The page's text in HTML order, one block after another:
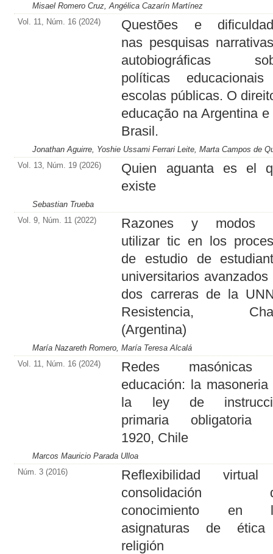
Misael Romero Cruz, Angélica Cazarín Martínez
Vol. 11, Núm. 16 (2024)
Questões e
nas pesquisas
autobiográficas
políticas
escolas públicas. O
educação na Argentina e
Brasil.
Jonathan Aguirre, Yoshie Ussami Ferrari Leite, Marta Campos de
Vol. 13, Núm. 19 (2026)
Quien aguanta es el
existe
Sebastian Trueba
Vol. 9, Núm. 11 (2022)
Razones y modos
utilizar tic en los
de estudio de
universitarios avanzados
dos carreras de la
Resistencia,
(Argentina)
María Nazareth Romero, María Teresa Alcalá
Vol. 11, Núm. 16 (2024)
Redes
educación: la masoneria
la ley de
primaria obligatoria
1920, Chile
Marcos Mauricio Parada Ulloa
Núm. 3 (2016)
Reflexibilidad
consolidación
conocimiento en
asignaturas de
religión